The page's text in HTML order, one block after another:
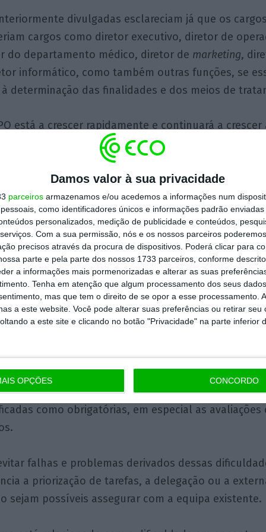
Damos valor à sua privacidade
parceiros armazenamos e/ou acedemos a informações num
como identificadores únicos e informações padrão
personalizados, medição de publicidade e conteúdos,
Com a sua permissão, nós e os nossos parceiros
precisos através da procura de dispositivos. Poderá clicar para
parte e pela parte dos nossos 1733 parceiros, conforme
a informações mais pormenorizadas e alterar as suas
Tenha em atenção que algum processamento dos seus
mas que tem o direito de se opor a esse processamento.
a este website. Você pode alterar suas preferências ou retirar seu
a este site e clicando no botão "Privacidade" na parte inferior
OPÇÕES CONCORDO
divulgadas esclareciam já que os
cargos como diretor executivo, diretor de
do departamento médico, diretor de marketing,
informático, como também outras funções, se
determinação das finalidades e dos meios de
está a crescer rapidamente e continuará a
os riscos e desafios associados à mesma.
mais comum: a falta de recursos. Muitos DPOs
a atenção de outras equipes, necessárias para
é um problema real. A solução passa muitas
todos para importância da proteção de dados de
ao bom desempenho das suas tarefas.
problema a abrangência das funções de um DPO.
desde a formação, à organização da
e reclamações dos titulares dos dados e
feita a algumas empresas, continua a verificar-
estado de cumprimento ainda rudimentar,
como obrigatórias, em especial as
falhas e problemas derivados dessas
a priorização de tarefas, a delegação ou a
sejam possíveis assegurar com a equipa existente.